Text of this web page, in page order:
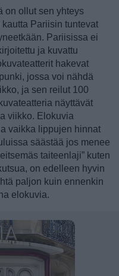
on ollut sen yhteys
Pariisin tuntevat
Pariisissa ei
ja kuvattu
hakevat
jossa voi nähdä
ja sen reilut 100
näyttävät
viikko. Elokuvia
vaikka lippujen hinnat
säästää jos menee
taiteenlaji” kuten
on edelleen hyvin
paljon kuin ennenkin
elokuvia.